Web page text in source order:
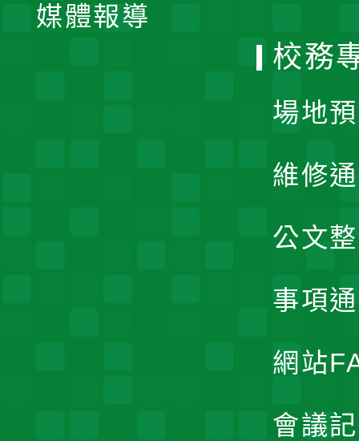
媒體報導
校務
場地
維修
公文
事項
網站
會議